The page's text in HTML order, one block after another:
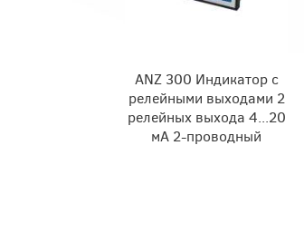
ANZ 300 Индикатор с
релейными выходами 2
релейных выхода 4...20
мA 2-проводный